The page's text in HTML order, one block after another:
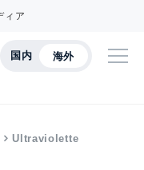
ィア
国内 海外
Ultraviolette